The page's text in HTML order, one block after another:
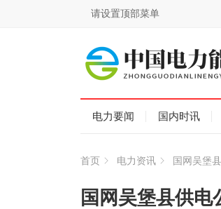
请设置顶部菜单
电力要闻 国内时讯
首页 电力资讯 国网吴堡
国网吴堡县供